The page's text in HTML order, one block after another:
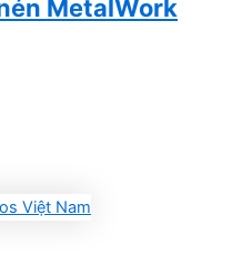
MetalWork